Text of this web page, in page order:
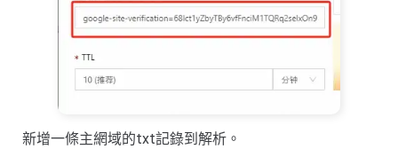
新增一條主網域的txt記錄到解析。